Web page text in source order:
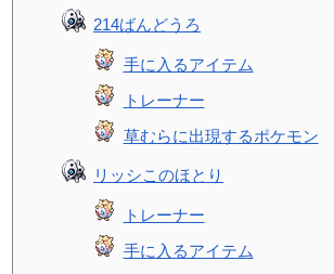
214ばんどうろ
手に入るアイテム
トレーナー
草むらに出現するポケモン
リッシこのほとり
トレーナー
手に入るアイテム